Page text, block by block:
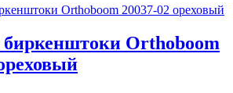
Orthoboom